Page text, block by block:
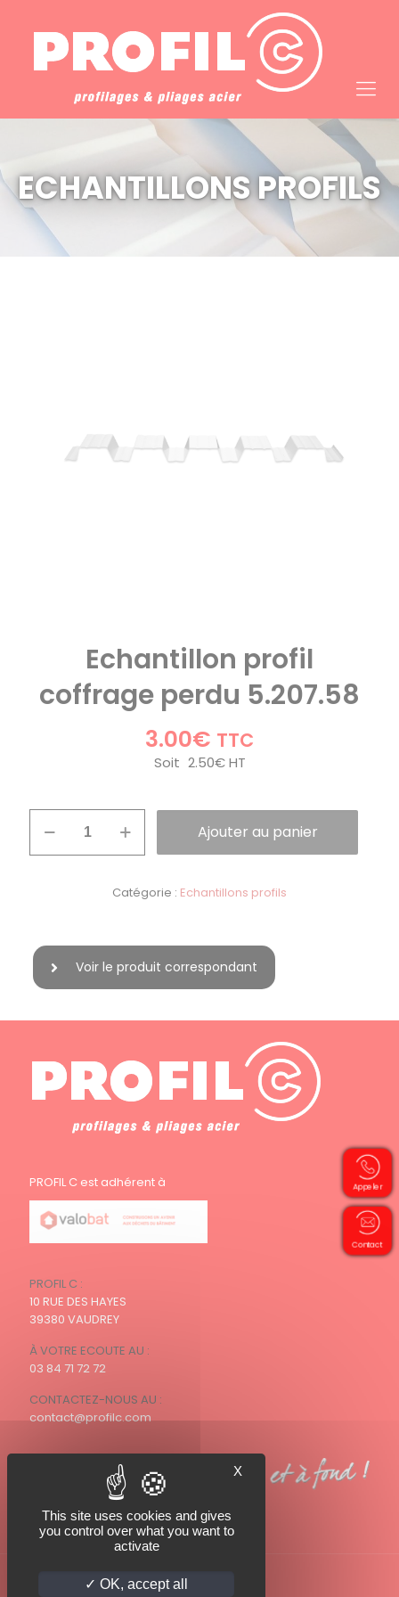
ECHANTILLONS PROFILS
Echantillon profil
coffrage perdu 5.207.58
3.00€ TTC
Soit 2.50€HT
de
Echantillon
Ajouter au panier
Catégorie : Echantillons profils
Voir le produit correspondant
PROFIL C est adhérent à
PROFIL C :
10 RUE DES HAYES
39380 VAUDREY
À VOTRE ECOUTE AU :
03 84 71 72 72
CONTACTEZ-NOUS AU :
contact@profilc.com
Appeler
Contact
X
This site uses cookies and gives
you control over what you want to
activate
OK, accept all